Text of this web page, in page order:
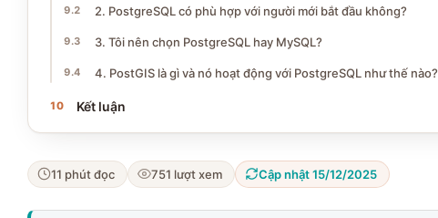
2. PostgreSQL có phù hợp với người mới bắt đầu không?
3. Tôi nên chọn PostgreSQL hay MySQL?
4. PostGIS là gì và nó hoạt động với PostgreSQL như thế nào?
Kết luận
11 phút đọc 751 lượt xem Cập nhật 15/12/2025